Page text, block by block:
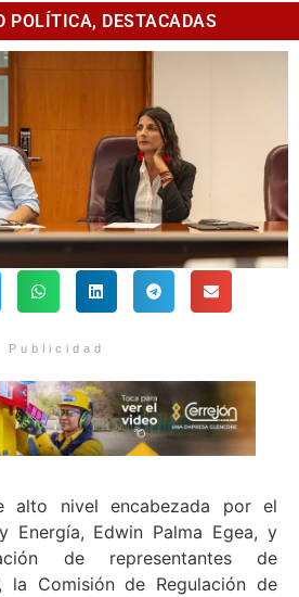
POLÍTICA, DESTACADAS
Publicidad
alto nivel encabezada por el
Energía, Edwin Palma Egea, y
de representantes de
la Comisión de Regulación de